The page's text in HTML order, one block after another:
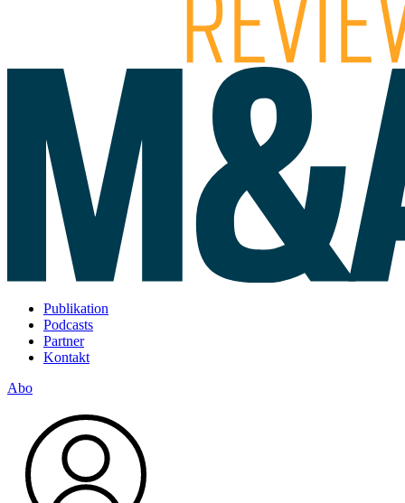
Publikation
Podcasts
Partner
Kontakt
Abo